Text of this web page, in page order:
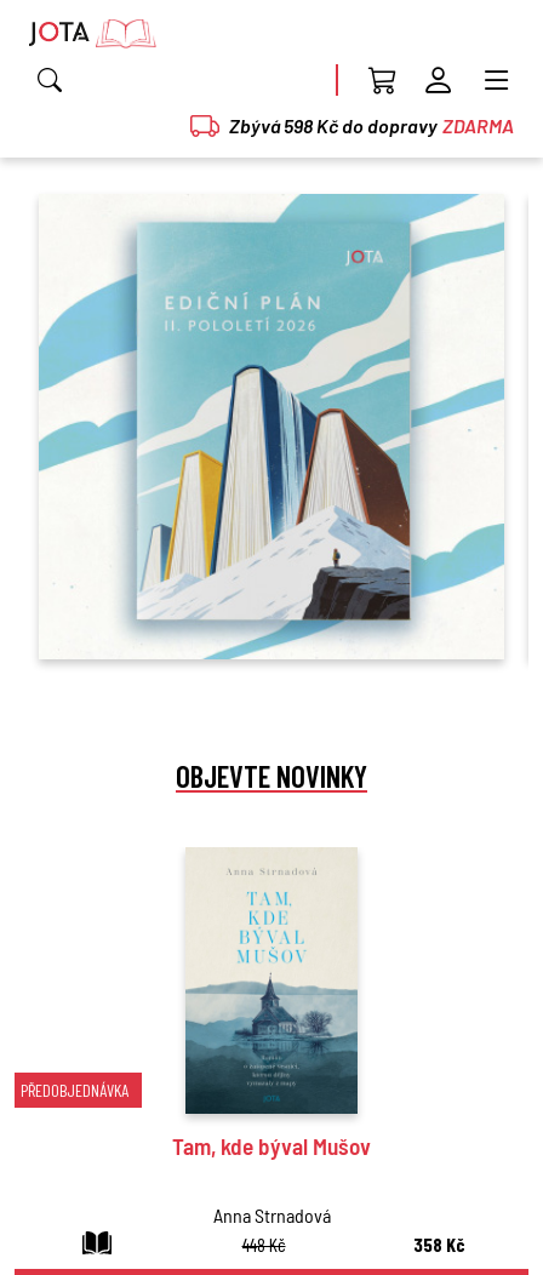
Zbývá 598 Kč do dopravy ZDARMA
OBJEVTE NOVINKY
PŘEDOBJEDNÁVKA
Tam, kde býval Mušov
Anna Strnadová
448 Kč
358 Kč